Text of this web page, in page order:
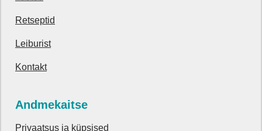
Retseptid
Leiburist
Kontakt
Andmekaitse
Privaatsus ja küpsised